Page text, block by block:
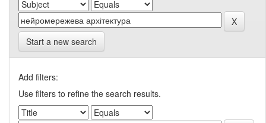
Start a new search
Add filters:
Use filters to refine the search results.